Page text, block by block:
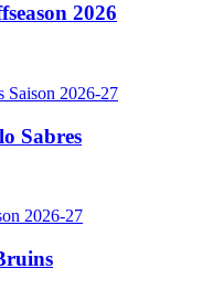
2026
Sabres